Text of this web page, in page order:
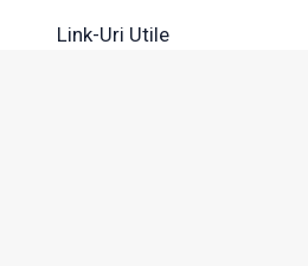
Link-Uri Utile